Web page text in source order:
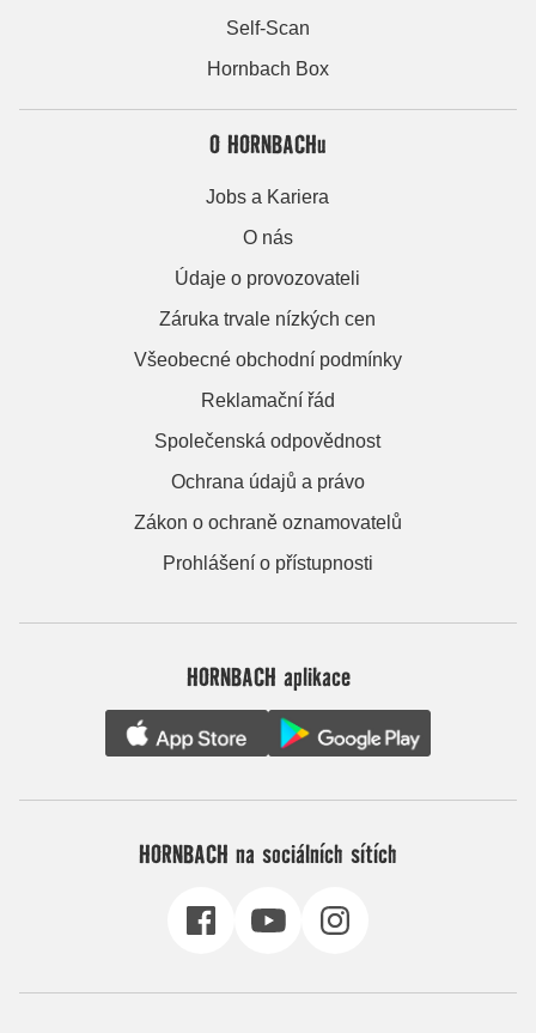
Self-Scan
Hornbach Box
O HORNBACHu
Jobs a Kariera
O nás
Údaje o provozovateli
Záruka trvale nízkých cen
Všeobecné obchodní podmínky
Reklamační řád
Společenská odpovědnost
Ochrana údajů a právo
Zákon o ochraně oznamovatelů
Prohlášení o přístupnosti
HORNBACH aplikace
HORNBACH na sociálních sítích